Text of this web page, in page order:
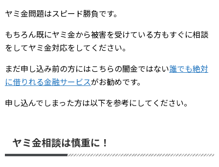
ヤミ金問題はスピード勝負です。
もちろん既にヤミ金から被害を受けている方もすぐに相談
をしてヤミ金対応をしてください。
まだ申し込み前の方にはこちらの闇金ではない誰でも絶対
に借りれる金融サービスがお勧めです。
申し込んでしまった方は以下を参考にしてください。
ヤミ金相談は慎重に！